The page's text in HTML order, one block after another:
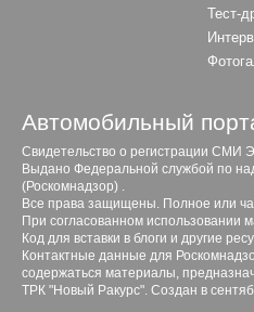
Тест-
Автомобильный
Свидетельство о регистрации СМИ
Выдано Федеральной службой по
(Роскомнадзор) .
Все права защищены. Полное или
При согласованном использовании
Код для вставки в блоги и другие
Контактные данные для
содержаться материалы,
ТРК "Новый Ракурс". Создан в